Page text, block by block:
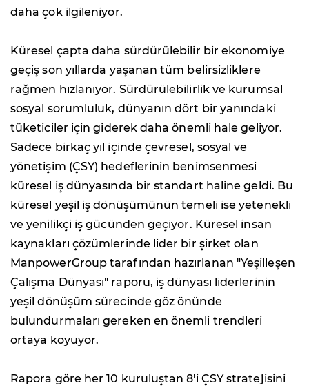
daha çok ilgileniyor.
Küresel çapta daha sürdürülebilir bir ekonomiye
geçiş son yıllarda yaşanan tüm belirsizliklere
rağmen hızlanıyor. Sürdürülebilirlik ve kurumsal
sosyal sorumluluk, dünyanın dört bir yanındaki
tüketiciler için giderek daha önemli hale geliyor.
Sadece birkaç yıl içinde çevresel, sosyal ve
yönetişim (ÇSY) hedeflerinin benimsenmesi
küresel iş dünyasında bir standart haline geldi. Bu
küresel yeşil iş dönüşümünün temeli ise yetenekli
ve yenilikçi iş gücünden geçiyor. Küresel insan
kaynakları çözümlerinde lider bir şirket olan
ManpowerGroup tarafından hazırlanan "Yeşilleşen
Çalışma Dünyası" raporu, iş dünyası liderlerinin
yeşil dönüşüm sürecinde göz önünde
bulundurmaları gereken en önemli trendleri
ortaya koyuyor.
Rapora göre her 10 kuruluştan 8'i ÇSY stratejisini